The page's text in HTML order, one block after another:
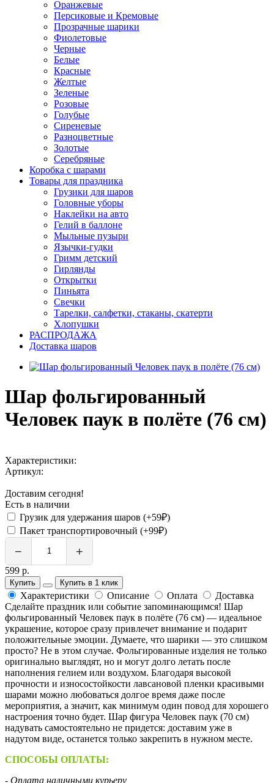
Оранжевые
Персиковые и Кремовые
Прозрачные шарики
Фиолетовые
Черные
Белые
Красные
Желтые
Зеленые
Розовые
Голубые
Сиреневые
Разноцветные
Золотые
Серебряные
Коробка с шарами
Товары для праздника
Грузики для шаров
Головные уборы
Наклейки на авто
Гелий в баллоне
Мыльные пузыри
Язычки-гудки
Гримм детский
Гирлянды
Открытки
Пиньята
Свечки
Тарелки, салфетки, стаканы, скатерти
Хлопушки
РАСПРОДАЖА
Доставка шаров
Шар фольгированный
Человек паук в полёте (76 см)
Характеристики:
Артикул:
Доставим сегодня!
Есть в наличии
Грузик для удержания шаров (+59₽)
Пакет транспортировочный (+99₽)
− +
599 р.
Купить Купить в 1 клик
Характеристики Описание Оплата
Доставка
Сделайте праздник или событие запоминающимся! Шар
фольгированный Человек паук в полёте (76 см) — идеальное
украшение, которое сразу привлечет внимание и подарит
положительные эмоции. Думаете, что шарики — это слишком
просто? Не в этом случае. Фольгированные изделия не только
оригинально выглядят, но и могут долго летать после
наполнения гелием или воздухом. Благодаря высокой
прочности и износостойкости лавсановой пленки красивыми
шарами можно любоваться долгое время даже после
мероприятия, а значит, как минимум один повод для хорошего
настроения точно будет. Шар фигура Человек паук (70 см)
надувать самостоятельно не придется: доставим уже в
надутом виде, останется только закрепить в нужном месте.
СПОСОБЫ ОПЛАТЫ:
- Оплата наличными курьеру